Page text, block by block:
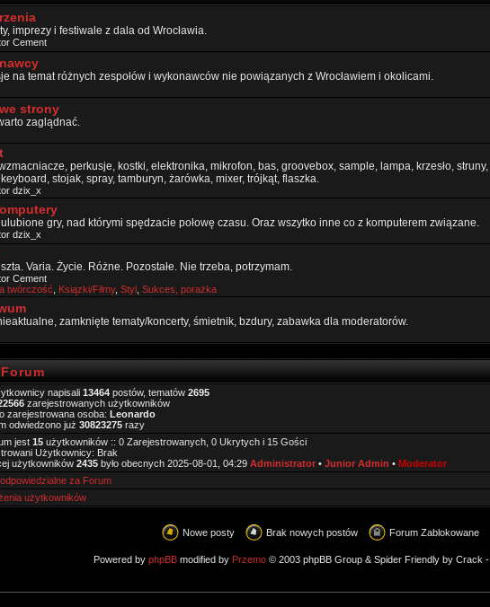
imprezy i festiwale z dala od Wrocławia.
Cement
na temat różnych zespołów i wykonawców nie powiązanych z Wrocławiem i okolicami.
strony
zaglądnać.
perkusje, kostki, elektronika, mikrofon, bas, groovebox, sample, lampa, krzesło, struny,
stojak, spray, tamburyn, żarówka, mixer, trójkąt, flaszka.
dzix_x
gry, nad którymi spędzacie połowę czasu. Oraz wszytko inne co z komputerem związane.
dzix_x
Varia. Życie. Różne. Pozostałe. Nie trzeba, potrzymam.
Cement
twórczość
Ksiązki/Filmy, Styl Sukces, porażka
zamknięte tematy/koncerty, śmietnik, bzdury, zabawka dla moderatorów.
napisali 13464 postów, tematów 2695
zarejestrowanych użytkowników
zarejestrowana osoba: Leonardo
odwiedzono już 30823275 razy
jest 15 użytkowników :: 0 Zarejestrowanych, 0 Ukrytych i 15 Gości
Użytkownicy: Brak
użytkowników 2435 było obecnych 2025-08-01, 04:29 Administrator • Junior Admin • Moderator
za Forum
użytkowników
Nowe posty Brak nowych postów Forum Zablokowane
Powered by phpBBmodified by Przemo© 2003 phpBB Group & Spider Friendly by Crack -